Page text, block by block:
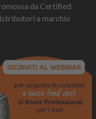
da Certified
a marchio